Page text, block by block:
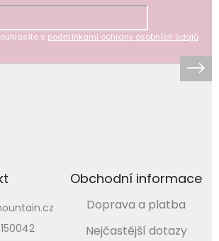
s podmínkami ochrany osobních údajů
Obchodní informace
Doprava a platba
Nejčastější dotazy